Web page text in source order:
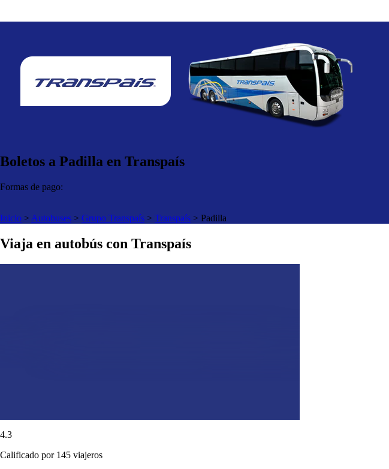
Boletos a Padilla en Transpaís
Formas de pago:
Inicio > Autobuses > Grupo Transpaís > Transpaís > Padilla
Viaja en autobús con Transpaís
4.3
Calificado por 145 viajeros